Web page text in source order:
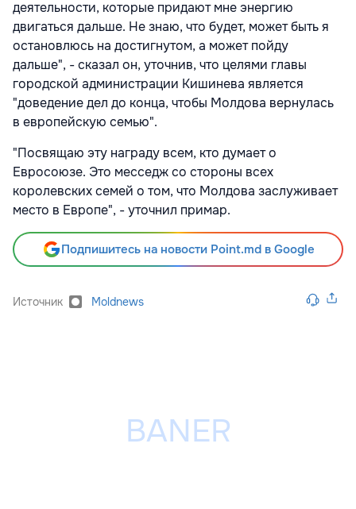
деятельности, которые придают мне энергию
двигаться дальше. Не знаю, что будет, может быть я
остановлюсь на достигнутом, а может пойду
дальше", - сказал он, уточнив, что целями главы
городской администрации Кишинева является
"доведение дел до конца, чтобы Молдова вернулась
в европейскую семью".
"Посвящаю эту награду всем, кто думает о
Евросоюзе. Это месседж со стороны всех
королевских семей о том, что Молдова заслуживает
место в Европе", - уточнил примар.
Подпишитесь на новости Point.md в Google
Источник Moldnews